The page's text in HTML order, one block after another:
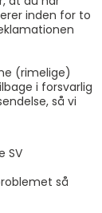
inden for to
(rimelige)
i forsvarlig
så vi
SV
så